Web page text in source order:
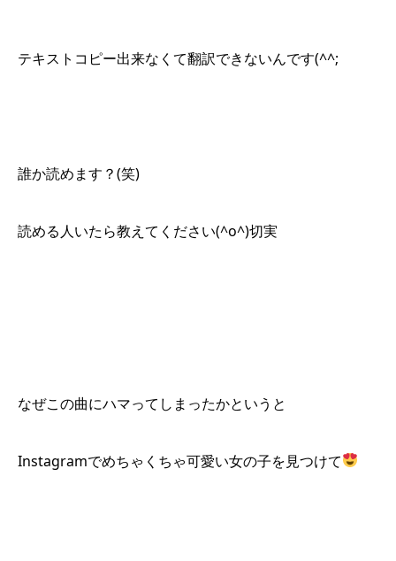
テキストコピー出来なくて翻訳できないんです(^^;
誰か読めます？(笑)
読める人いたら教えてください(^o^)切実
なぜこの曲にハマってしまったかというと
Instagramでめちゃくちゃ可愛い女の子を見つけて